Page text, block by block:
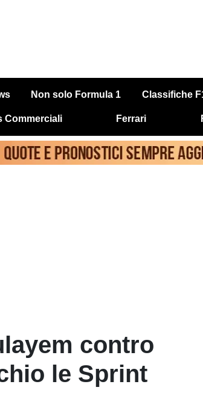
Non solo Formula 1 Classifiche
Commerciali Ferrari
contro
le Sprint